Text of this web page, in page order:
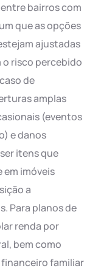
bairros com
que as opções
ajustadas
risco percebido
de
amplas
(eventos
e danos
itens que
imóveis
a
Para planos de
renda por
bem como
familiar